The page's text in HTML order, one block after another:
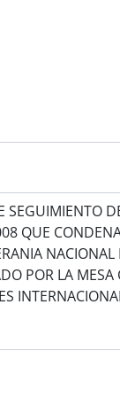
SEGUIMIENTO
QUE
NACIONAL
POR LA